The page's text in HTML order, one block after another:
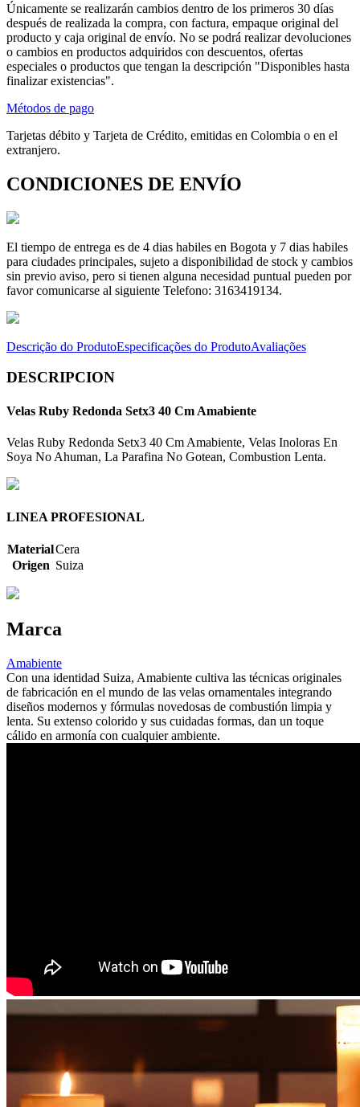
Únicamente se realizarán cambios dentro de los primeros 30 días
después de realizada la compra, con factura, empaque original del
producto y caja original de envío. No se podrá realizar devoluciones
o cambios en productos adquiridos con descuentos, ofertas
especiales o productos que tengan la descripción "Disponibles hasta
finalizar existencias".
Métodos de pago
Tarjetas débito y Tarjeta de Crédito, emitidas en Colombia o en el
extranjero.
CONDICIONES DE ENVÍO
El tiempo de entrega es de 4 dias habiles en Bogota y 7 dias habiles
para ciudades principales, sujeto a disponibilidad de stock y cambios
sin previo aviso, pero si tienen alguna necesidad puntual pueden por
favor comunicarse al siguiente Telefono: 3163419134.
Descrição do ProdutoEspecificações do ProdutoAvaliações
DESCRIPCION
Velas Ruby Redonda Setx3 40 Cm Amabiente
Velas Ruby Redonda Setx3 40 Cm Amabiente, Velas Inoloras En
Soya No Ahuman, La Parafina No Gotean, Combustion Lenta.
LINEA PROFESIONAL
MaterialCera
Origen Suiza
Marca
Amabiente
Con una identidad Suiza, Amabiente cultiva las técnicas originales
de fabricación en el mundo de las velas ornamentales integrando
diseños modernos y fórmulas novedosas de combustión limpia y
lenta. Su extenso colorido y sus cuidadas formas, dan un toque
cálido en armonía con cualquier ambiente.